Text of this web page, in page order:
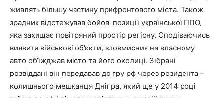
живлять більшу частину прифронтового міста. Також
зрадник відстежував бойові позиції української ППО,
яка захищає повітряний простір регіону. Сподіваючись
виявити військові об’єкти, зловмисник на власному
авто об’їжджав місто та його околиці. Зібрані
розвіддані він передавав до гру рф через резидента –
колишнього мешканця Дніпра, який ще у 2014 році